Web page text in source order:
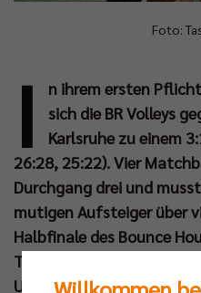
Foto:
I
n ihrem ersten
sich die BR Volleys
Karlsruhe zu einem
26:28, 25:22). Vier
Durchgang drei und
mutigen Aufsteiger über
Halbfinale des Bounce
Titelverteidiger nun am
Uhr) auf die Helios